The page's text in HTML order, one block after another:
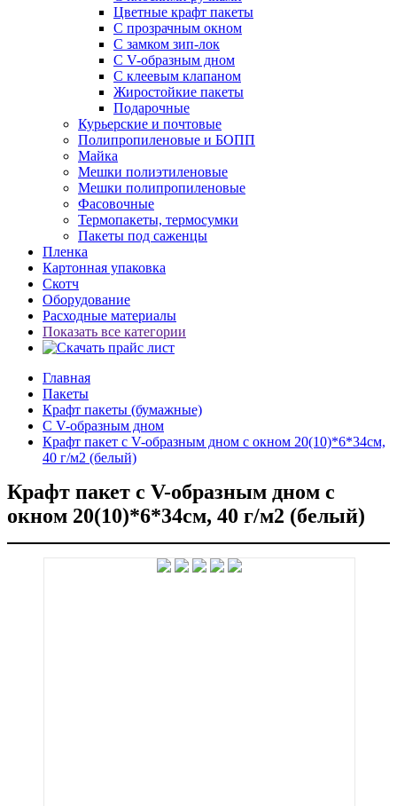
Цветные крафт пакеты
С прозрачным окном
С замком зип-лок
С V-образным дном
С клеевым клапаном
Жиростойкие пакеты
Подарочные
Курьерские и почтовые
Полипропиленовые и БОПП
Майка
Мешки полиэтиленовые
Мешки полипропиленовые
Фасовочные
Термопакеты, термосумки
Пакеты под саженцы
Пленка
Картонная упаковка
Скотч
Оборудование
Расходные материалы
Показать все категории
Главная
Пакеты
Крафт пакеты (бумажные)
С V-образным дном
Крафт пакет с V-образным дном с окном 20(10)*6*34см,
40 г/м2 (белый)
Крафт пакет с V-образным дном с
окном 20(10)*6*34см, 40 г/м2 (белый)